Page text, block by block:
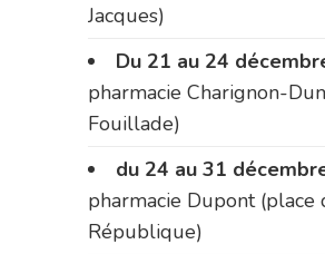
Jacques)
Du 21 au 24
pharmacie Charignon-
Fouillade)
du 24 au 31
pharmacie Dupont (place
République)